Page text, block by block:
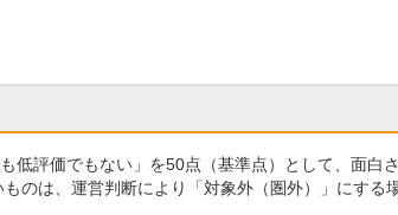
低評価でもない」を50点（基準点）として、面白
のは、運営判断により「対象外（圏外）」にする